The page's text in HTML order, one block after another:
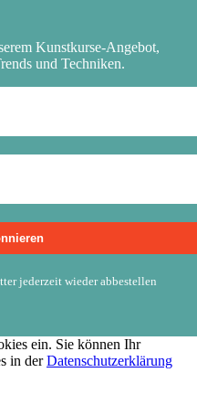
Kunstkurse-Angebot,
und Techniken.
jederzeit wieder abbestellen
ein. Sie können Ihr
in derDatenschutzerklärung